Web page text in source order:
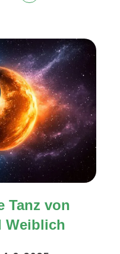
Tanz von
Weiblich